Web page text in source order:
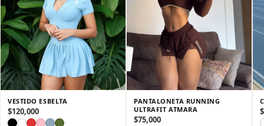
Un top versátil, sexy y deportivo, pensado para acompañarte
en cada movimiento.
VESTIDO ESBELTA
$120,000
PANTALONETA RUNNING
ULTRAFIT ATMARA
$75,000
$